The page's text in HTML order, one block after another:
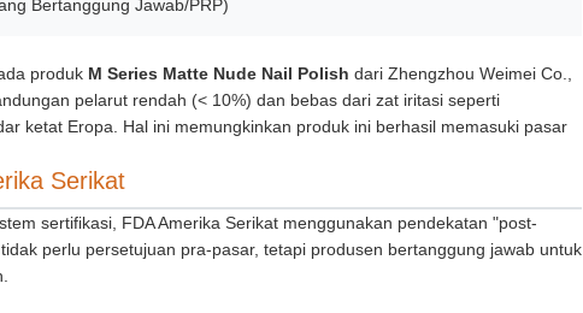
Bertanggung Jawab/PRP)
produk M Series Matte Nude Nail Polish dari Zhengzhou Weimei Co.,
pelarut rendah (< 10%) dan bebas dari zat iritasi seperti
ketat Eropa. Hal ini memungkinkan produk ini berhasil memasuki pasar
Serikat
sertifikasi, FDA Amerika Serikat menggunakan pendekatan "post-
perlu persetujuan pra-pasar, tetapi produsen bertanggung jawab untuk